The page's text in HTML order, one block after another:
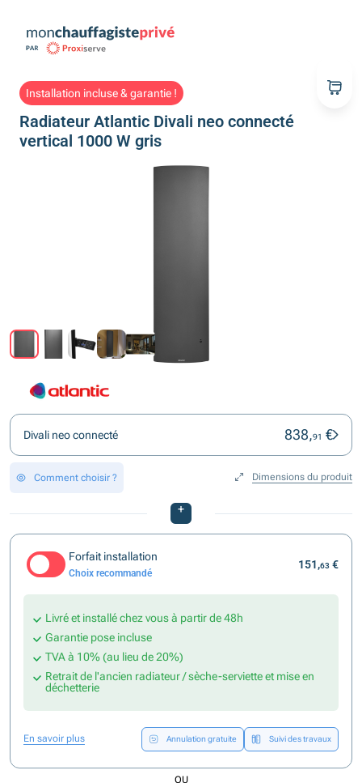
Installation incluse & garantie !
Radiateur Atlantic Divali neo connecté
vertical 1000 W gris
Divali neo connecté 838,91 €
Comment choisir ? Dimensions du produit
+
Forfait installation
Choix recommandé
151,63 €
Livré et installé chez vous à partir de 48h
Garantie pose incluse
TVA à 10% (au lieu de 20%)
Retrait de l'ancien radiateur / sèche-serviette et mise en
déchetterie
En savoir plus Annulation gratuite Suivi des travaux
OU